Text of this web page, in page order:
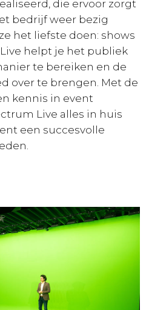
die ervoor zorgt
bedrijf weer bezig
het liefste doen: shows
helpt je het publiek
te bereiken en de
over te brengen. Met de
kennis in event
Live alles in huis
een succesvolle